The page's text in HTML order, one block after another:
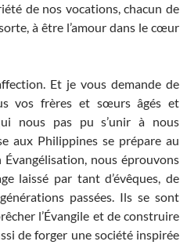
de nos vocations, chacun de
à être l’amour dans le cœur
Et je vous demande de
vos frères et sœurs âgés et
nous pas pu s’unir à nous
aux Philippines se prépare au
nous éprouvons
laissé par tant d’évêques, de
passées. Ils se sont
l’Évangile et de construire
de forger une société inspirée